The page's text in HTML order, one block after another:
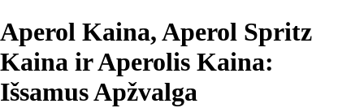
Aperol Kaina, Aperol Spritz
Kaina ir Aperolis Kaina:
Išsamus Apžvalga